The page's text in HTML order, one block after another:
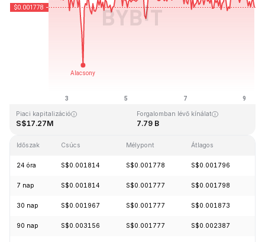
Utolsó frissítés: 2026-08-09, 08:25 GMT+0
Piaci kapitalizáció
S$17.27M
Forgalomban lévő kínálat
7.79 B
Időszak Csúcs Mélypont Átlagos
24 óra S$0.001814 S$0.001778 S$0.001796
7 nap S$0.001814 S$0.001777 S$0.001798
30 nap S$0.001967 S$0.001777 S$0.001873
90 nap S$0.003156 S$0.001777 S$0.002387